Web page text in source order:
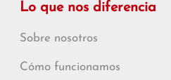
Lo que nos diferencia
Sobre nosotros
Cómo funcionamos